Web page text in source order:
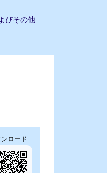
びその他
ンロード